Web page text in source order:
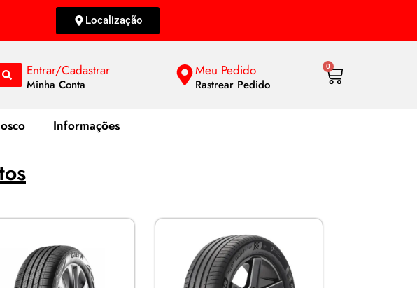
Localização
Entrar/Cadastrar
Minha Conta
Meu Pedido
Rastrear Pedido
0
Informações